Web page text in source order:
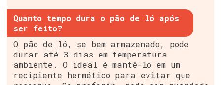
Quanto tempo dura o pão de ló após
ser feito?
O pão de ló, se bem armazenado, pode
durar até 3 dias em temperatura
ambiente. O ideal é mantê-lo em um
recipiente hermético para evitar que